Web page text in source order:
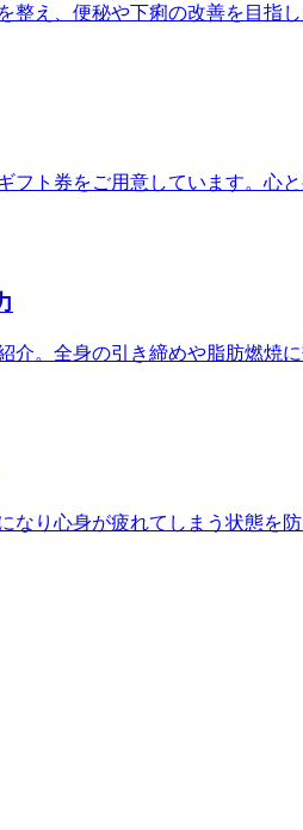
え、便秘や下痢の改善を目指
フト券をご用意しています。心
介。全身の引き締めや脂肪燃焼
なり心身が疲れてしまう状態を